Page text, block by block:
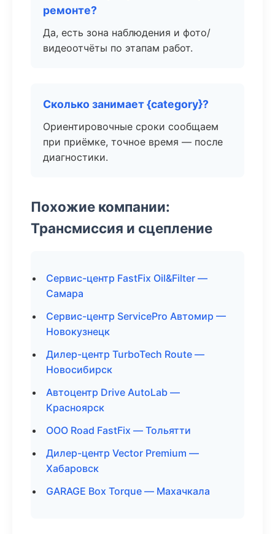
ремонте?
Да, есть зона наблюдения и фото/
видеоотчёты по этапам работ.
Сколько занимает {category}?
Ориентировочные сроки сообщаем
при приёмке, точное время — после
диагностики.
Похожие компании:
Трансмиссия и сцепление
Сервис-центр FastFix Oil&Filter —
Самара
Сервис-центр ServicePro Автомир —
Новокузнецк
Дилер-центр TurboTech Route —
Новосибирск
Автоцентр Drive AutoLab —
Красноярск
ООО Road FastFix — Тольятти
Дилер-центр Vector Premium —
Хабаровск
GARAGE Box Torque — Махачкала